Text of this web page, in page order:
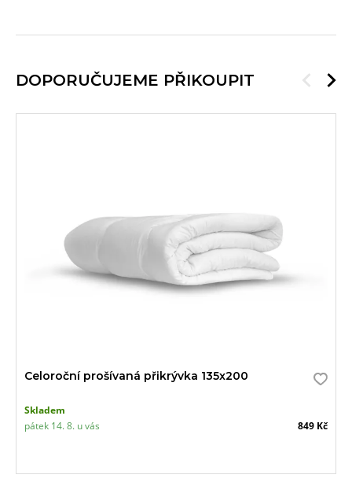
DOPORUČUJEME PŘIKOUPIT
Celoroční prošívaná přikrývka 135x200
Skladem
pátek 14. 8. u vás
849 Kč